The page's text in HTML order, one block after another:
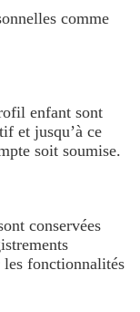
comme
enfant sont
et jusqu’à ce
soit soumise.
conservées
les fonctionnalités